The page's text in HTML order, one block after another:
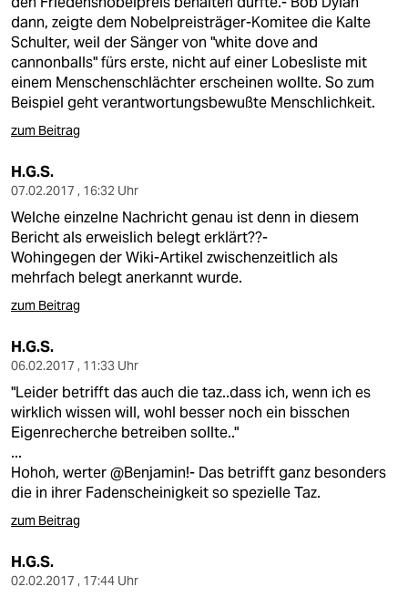
dann, zeigte dem Nobelpreisträger-Komitee die Kalte
Schulter, weil der Sänger von "white dove and
cannonballs" fürs erste, nicht auf einer Lobesliste mit
einem Menschenschlächter erscheinen wollte. So zum
Beispiel geht verantwortungsbewußte Menschlichkeit.
zum Beitrag
H.G.S.
07.02.2017 , 16:32 Uhr
Welche einzelne Nachricht genau ist denn in diesem
Bericht als erweislich belegt erklärt??-
Wohingegen der Wiki-Artikel zwischenzeitlich als
mehrfach belegt anerkannt wurde.
zum Beitrag
H.G.S.
06.02.2017 , 11:33 Uhr
"Leider betrifft das auch die taz..dass ich, wenn ich es
wirklich wissen will, wohl besser noch ein bisschen
Eigenrecherche betreiben sollte.."
...
Hohoh, werter @Benjamin!- Das betrifft ganz besonders
die in ihrer Fadenscheinigkeit so spezielle Taz.
zum Beitrag
H.G.S.
02.02.2017 , 17:44 Uhr